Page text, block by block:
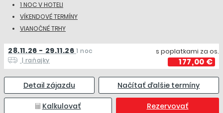
1 NOC V HOTELI
VÍKENDOVÉ TERMÍNY
VIANOČNÉ TRHY
28.11.26 - 29.11.26 1 noc
| raňajky
s poplatkami za os.
177,00 €
Detail zájazdu Načítať ďalšie termíny
Kalkulovať Rezervovať